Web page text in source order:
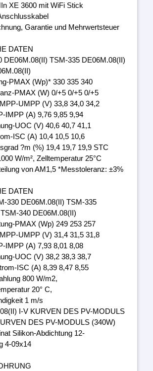
XE 3600 mit WiFi Stick
Garantie und Mehrwertsteuer
DATEN
DE06M.08(II) TSM-335 DE06M.08(II)
PMAX (Wp)* 330 335 340
PMAX (W) 0/+5 0/+5 0/+5
UMPP (V) 33,8 34,0 34,2
IMPP (A) 9,76 9,85 9,94
UOC (V) 40,6 40,7 41,1
ISC (A) 10,4 10,5 10,6
?m (%) 19,4 19,7 19,9 STC
W/m², Zelltemperatur 25°C
von AM1,5 *Messtoleranz: ±3%
DATEN
330 DE06M.08(II) TSM-335
340 DE06M.08(II)
PMAX (Wp) 249 253 257
UMPP (V) 31,4 31,5 31,8
IMPP (A) 7,93 8,01 8,08
UOC (V) 38,2 38,3 38,7
ISC (A) 8,39 8,47 8,55
800 W/m2,
20° C,
1 m/s
I-V KURVEN DES PV-MODULS
DES PV-MODULS (340W)
Silikon-Abdichtung 12-
4-09x14